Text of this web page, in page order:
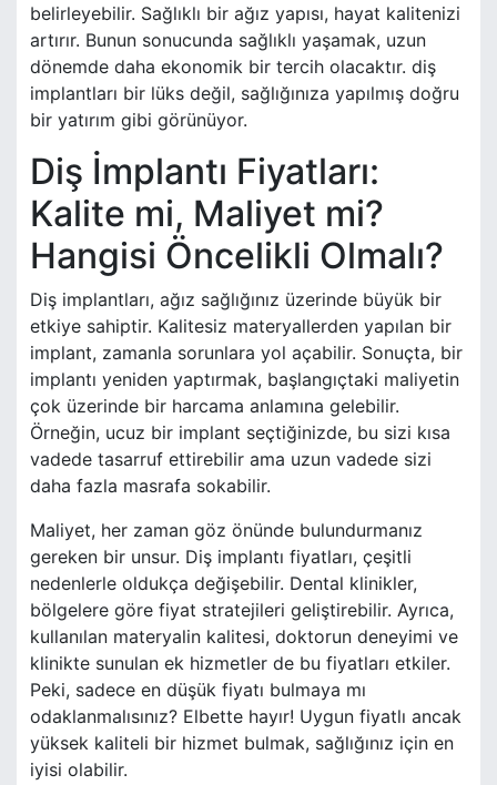
belirleyebilir. Sağlıklı bir ağız yapısı, hayat kalitenizi
artırır. Bunun sonucunda sağlıklı yaşamak, uzun
dönemde daha ekonomik bir tercih olacaktır. diş
implantları bir lüks değil, sağlığınıza yapılmış doğru
bir yatırım gibi görünüyor.
Diş İmplantı Fiyatları:
Kalite mi, Maliyet mi?
Hangisi Öncelikli Olmalı?
Diş implantları, ağız sağlığınız üzerinde büyük bir
etkiye sahiptir. Kalitesiz materyallerden yapılan bir
implant, zamanla sorunlara yol açabilir. Sonuçta, bir
implantı yeniden yaptırmak, başlangıçtaki maliyetin
çok üzerinde bir harcama anlamına gelebilir.
Örneğin, ucuz bir implant seçtiğinizde, bu sizi kısa
vadede tasarruf ettirebilir ama uzun vadede sizi
daha fazla masrafa sokabilir.
Maliyet, her zaman göz önünde bulundurmanız
gereken bir unsur. Diş implantı fiyatları, çeşitli
nedenlerle oldukça değişebilir. Dental klinikler,
bölgelere göre fiyat stratejileri geliştirebilir. Ayrıca,
kullanılan materyalin kalitesi, doktorun deneyimi ve
klinikte sunulan ek hizmetler de bu fiyatları etkiler.
Peki, sadece en düşük fiyatı bulmaya mı
odaklanmalısınız? Elbette hayır! Uygun fiyatlı ancak
yüksek kaliteli bir hizmet bulmak, sağlığınız için en
iyisi olabilir.